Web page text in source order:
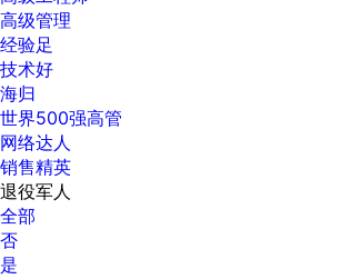
高级管理
经验足
技术好
海归
世界500强高管
网络达人
销售精英
退役军人
全部
否
是